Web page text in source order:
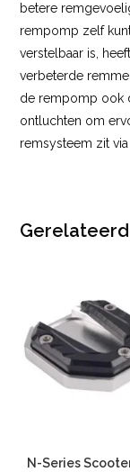
betere
rempomp zelf
verstelbaar is,
verbeterde
de rempomp ook
ontluchten om
remsysteem zit
N-Series